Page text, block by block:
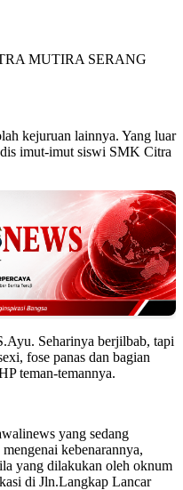
MUTIRA SERANG
kejuruan lainnya. Yang luar
imut-imut siswi SMK Citra
Seharinya berjilbab, tapi
fose panas dan bagian
teman-temannya.
yang sedang
kebenarannya,
yang dilakukan oleh oknum
di Jln.Langkap Lancar